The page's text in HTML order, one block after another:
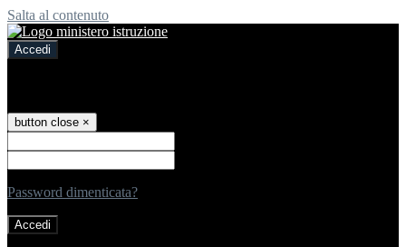
Salta al contenuto
Accedi
button close ×
Password dimenticata?